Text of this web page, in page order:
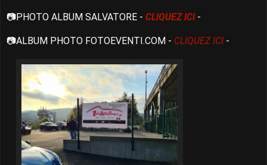
📷PHOTO ALBUM SALVATORE - CLIQUEZ ICI-
📷ALBUM PHOTO FOTOEVENTI.COM - CLIQUEZ ICI -